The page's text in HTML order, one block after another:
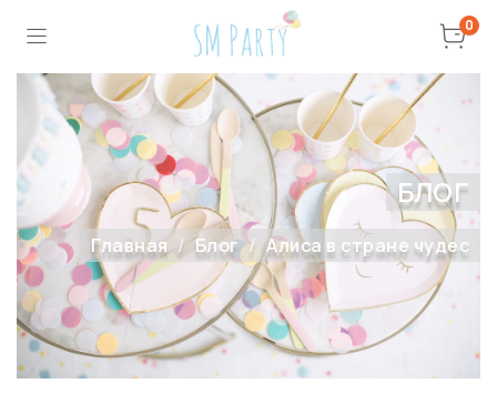
0
БЛОГ
Главная Блог Алиса в стране чудес